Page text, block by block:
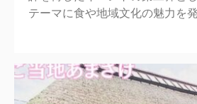
テーマに食や地域文化の魅力を